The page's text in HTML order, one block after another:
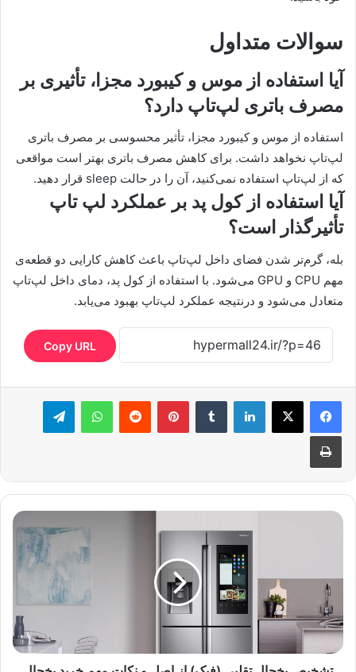
سوالات متداول
آیا استفاده از موس و کیبورد مجزا، تأثیری بر
مصرف باتری لپ‌تاپ دارد؟
استفاده از موس و کیبورد مجزا، تأثیر محسوسی بر مصرف باتری
لپ‌تاپ نخواهد داشت. برای کاهش مصرف باتری بهتر است مواقعی
که از لپ‌تاپ استفاده نمی‌کنید، آن‌ را در حالت sleep قرار دهید.
آیا استفاده از کول پد بر عملکرد لپ تاپ
تأثیرگذار است؟
بله، گرم‌تر شدن فضای داخل لپ‌تاپ باعث کاهش کارایی دو قطعه‌ی
مهم CPU و GPU می‌شود. با استفاده از کول پد، دمای داخل لپ‌تاپ
متعادل می‌شود و درنتیجه عملکرد لپ‌تاپ بهبود می‌یابد.
Copy URL
لینکدین ‫تامبلر ‫پین‌ترست‫رددیت واتس آپ تلگرام
چاپ